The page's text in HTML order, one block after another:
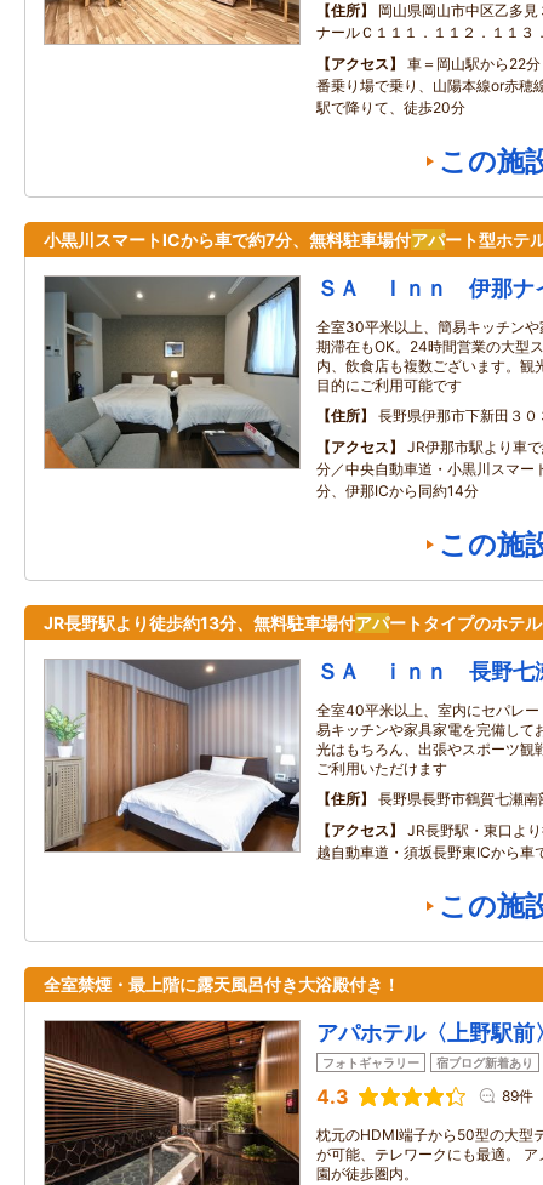
住所
岡山県岡山市中区乙多
ナールＣ１１１．１１２．１１３
アクセス
車＝岡山駅から22
番乗り場で乗り、山陽本線or赤穂
駅で降りて、徒歩20分
この施
小黒川スマートICから車で約7分、無料駐車場付アパート型ホテ
ＳＡ Ｉｎｎ 伊那ナ
全室30平米以上、簡易キッチン
期滞在もOK。24時間営業の大型
内、飲食店も複数ございます。観
目的にご利用可能です
住所
長野県伊那市下新田３０
アクセス
JR伊那市駅より車
分／中央自動車道・小黒川スマー
分、伊那ICから同約14分
この施
JR長野駅より徒歩約13分、無料駐車場付アパートタイプのホテル
ＳＡ ｉｎｎ 長野七
全室40平米以上、室内にセパレ
易キッチンや家具家電を完備して
光はもちろん、出張やスポーツ観
ご利用いただけます
住所
長野県長野市鶴賀七瀬南
アクセス
JR長野駅・東口よ
越自動車道・須坂長野東ICから車
この施
全室禁煙・最上階に露天風呂付き大浴殿付き！
アパホテル〈上野駅前
フォトギャラリー 宿ブログ新着あり
4.3 89件
枕元のHDMI端子から50型の大型
が可能、テレワークにも最適。
園が徒歩圏内。